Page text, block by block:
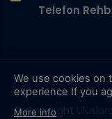
Telefon
© Copyright
We use cookies on
experience If you
More info